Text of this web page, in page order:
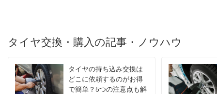
タイヤ交換・購入の記事・ノウハウ
タイヤの持ち込み交換は
どこに依頼するのがお得
で簡単？5つの注意点も解